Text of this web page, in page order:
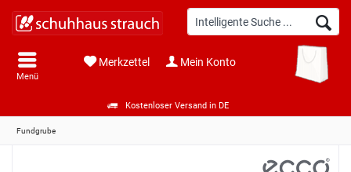
Kostenloser Versand in DE
Menü
Merkzettel Mein Konto
Fundgrube